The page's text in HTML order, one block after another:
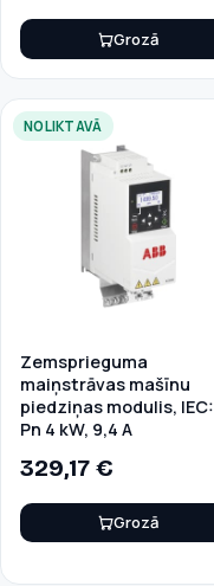
Grozā
NOLIKTAVĀ
Zemsprieguma
maiņstrāvas mašīnu
piedziņas modulis, IEC:
Pn 4 kW, 9,4 A
329,17 €
Grozā